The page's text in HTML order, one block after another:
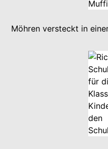
Möhren versteckt in